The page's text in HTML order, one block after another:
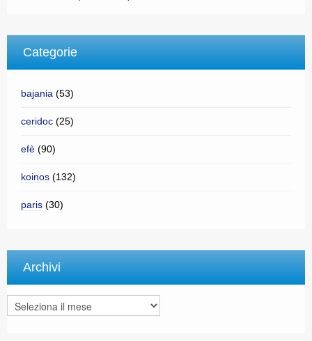
Categorie
bajania (53)
ceridoc (25)
efè (90)
koinos (132)
paris (30)
Archivi
Archivi